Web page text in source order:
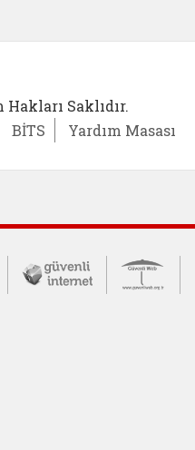
Hakları Saklıdır.
BİTS Yardım Masası
İletişim Merkezi
Çocuklar Güvende (yeni
Güvenli